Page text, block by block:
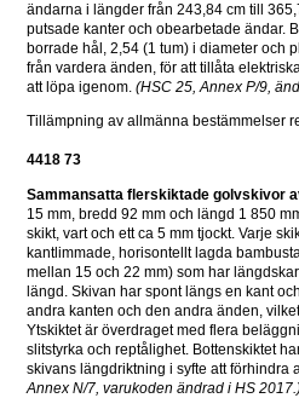
ändarna i längder från 243,84 cm till
putsade kanter och obearbetade ändar.
borrade hål, 2,54 (1 tum) i diameter och
från vardera änden, för att tillåta
att löpa igenom. (HSC 25, Annex P/9,
Tillämpning av allmänna bestämmelser
4418 73
Sammansatta flerskiktade golvskivor
15 mm, bredd 92 mm och längd 1 850
skikt, vart och ett ca 5 mm tjockt. Varje
kantlimmade, horisontellt lagda
mellan 15 och 22 mm) som har
längd. Skivan har spont längs en kant
andra kanten och den andra änden,
Ytskiktet är överdraget med flera
slitstyrka och reptålighet. Bottenskiktet
skivans längdriktning i syfte att förhindra
Annex N/7, varukoden ändrad i HS